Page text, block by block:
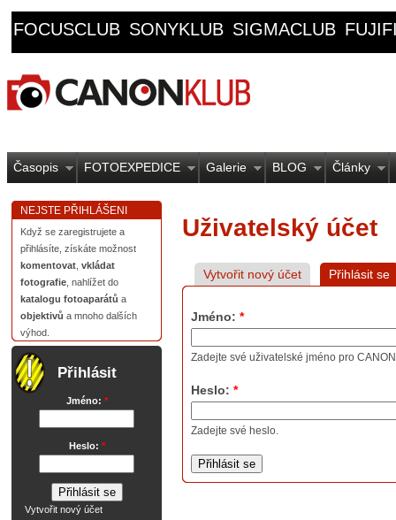
FOCUSCLUB SONYKLUB SIGMACLUB
Časopis FOTOEXPEDICE Galerie BLOG Články
NEJSTE PŘIHLÁŠENI
Když se zaregistrujete a
přihlásíte, získáte možnost
komentovat vkládat
fotografie , nahlížet do
katalogu fotoaparátů a
objektivů a mnoho dalších
výhod.
Přihlásit
Jméno: *
Heslo: *
Vytvořit nový účet
Uživatelský účet
Vytvořit nový účet Přihlásit se
Jméno: *
Zadejte své uživatelské jméno pro
Heslo: *
Zadejte své heslo.